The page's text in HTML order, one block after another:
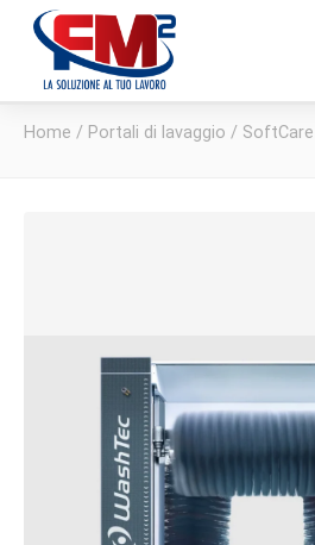
Home / Portali di lavaggio / SoftCare